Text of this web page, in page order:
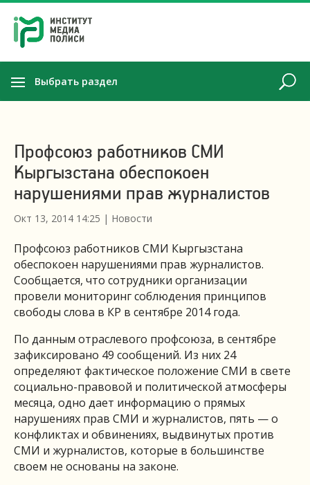
Выбрать раздел
Профсоюз работников СМИ
Кыргызстана обеспокоен
нарушениями прав журналистов
Окт 13, 2014 14:25 | Новости
Профсоюз работников СМИ Кыргызстана
обеспокоен нарушениями прав журналистов.
Сообщается, что сотрудники организации
провели мониторинг соблюдения принципов
свободы слова в КР в сентябре 2014 года.
По данным отраслевого профсоюза, в сентябре
зафиксировано 49 сообщений. Из них 24
определяют фактическое положение СМИ в свете
социально-правовой и политической атмосферы
месяца, одно дает информацию о прямых
нарушениях прав СМИ и журналистов, пять — о
конфликтах и обвинениях, выдвинутых против
СМИ и журналистов, которые в большинстве
своем не основаны на законе.